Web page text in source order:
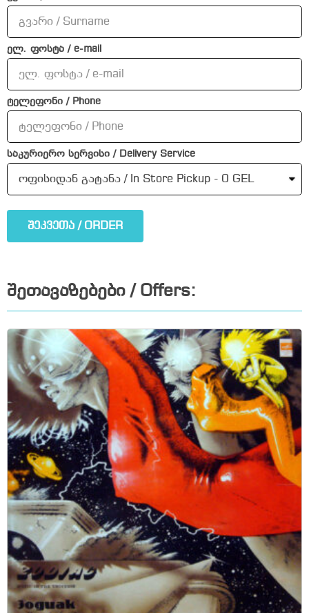
ელ. ფოსტა / e-mail
ტელეფონი / Phone
საკურიერო სერვისი / Delivery Service
შეკვეთა / ORDER
შეთავაზებები / Offers: